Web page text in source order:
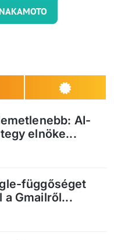
AI-
elnöke...
függőséget
a Gmailről...